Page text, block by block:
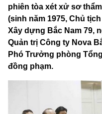
phiên tòa xét xử sơ
(sinh năm 1975, Chủ
Xây dựng Bắc Nam 79,
Quản trị Công ty Nova
Phó Trưởng phòng
đồng phạm.